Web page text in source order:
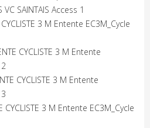
VC SAINTAIS Access 1
3 M Entente EC3M_Cycle
CYCLISTE 3 M Entente
CYCLISTE 3 M Entente
CYCLISTE 3 M Entente EC3M_Cycle